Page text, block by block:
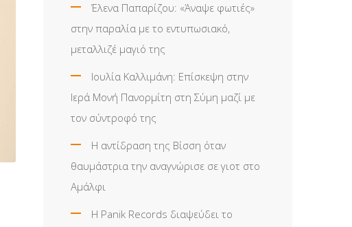
Έλενα Παπαρίζου: «Άναψε φωτιές»
στην παραλία με το εντυπωσιακό,
μεταλλιζέ μαγιό της
Ιουλία Καλλιμάνη: Επίσκεψη στην
Ιερά Μονή Πανορμίτη στη Σύμη μαζί με
τον σύντροφό της
Η αντίδραση της Βίσση όταν
θαυμάστρια την αναγνώρισε σε γιοτ στο
Αμάλφι
Η Panik Records διαψεύδει το